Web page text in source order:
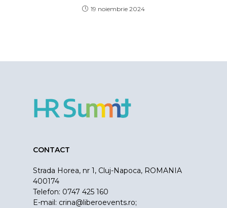
19 noiembrie 2024
CONTACT
Strada Horea, nr 1, Cluj-Napoca, ROMANIA
400174
Telefon: 0747 425 160
E-mail: crina@liberoevents.ro;